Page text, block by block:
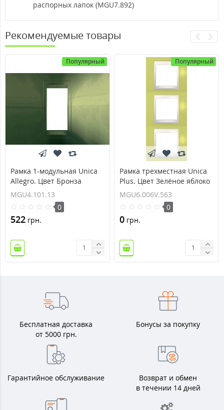
распорных лапок (MGU7.892)
Рекомендуемые товары
Популярный
Рамка 1-модульная Unica
Allegro. Цвет Бронза
MGU4.101.13
MGU4.101.13
0
522 грн.
Популярный
Рамка трехместная Unica
Plus. Цвет Зелёное яблоко
MGU6.006V.563
MGU6.006V.563
0
0 грн.
Бесплатная доставка
от 5000 грн.
Бонусы за покупку
Гарантийное обслуживание
Возврат и обмен
в течении 14 дней